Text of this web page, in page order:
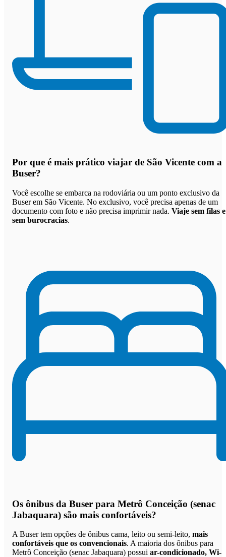
Por que é mais prático viajar de São Vicente com a
Buser?
Você escolhe se embarca na rodoviária ou um ponto exclusivo da
Buser em São Vicente. No exclusivo, você precisa apenas de um
documento com foto e não precisa imprimir nada. Viaje sem filas e
sem burocracias.
Os ônibus da Buser para Metrô Conceição (senac
Jabaquara) são mais confortáveis?
A Buser tem opções de ônibus cama, leito ou semi-leito, mais
confortáveis que os convencionais. A maioria dos ônibus para
Metrô Conceição (senac Jabaquara) possui ar-condicionado, Wi-